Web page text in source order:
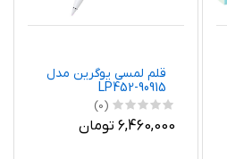
قلم لمسی یوگرین مدل
LP452-90915
(0)
6,460,000 تومان